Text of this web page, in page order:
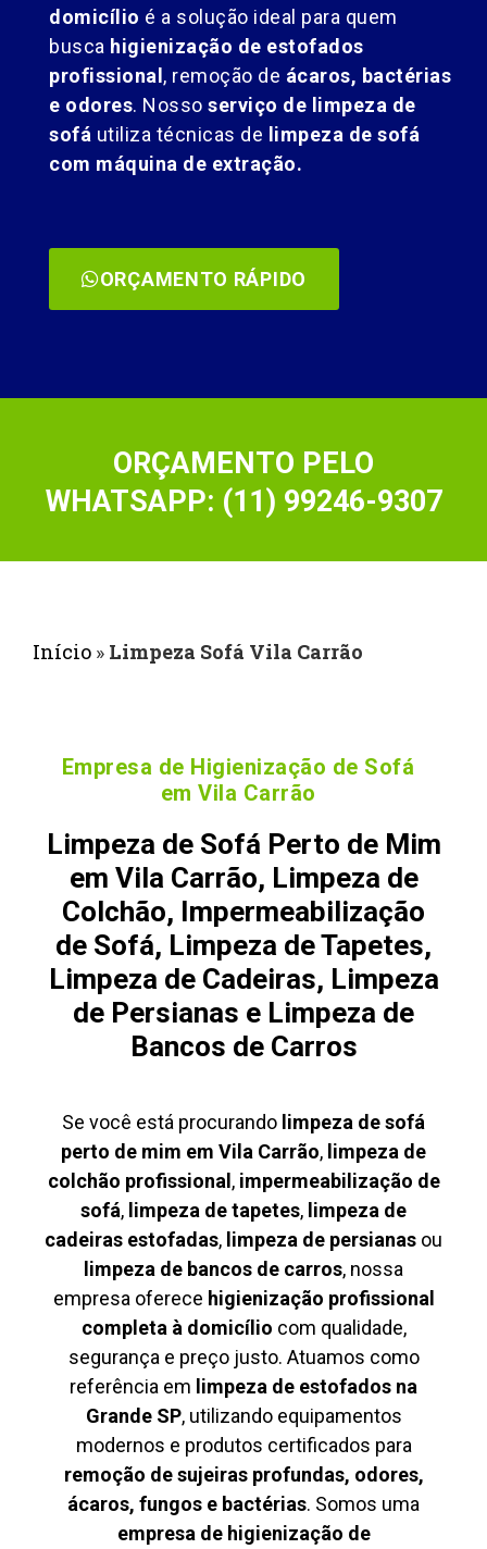
domicílio é a solução ideal para quem
busca higienização de estofados
profissional, remoção de ácaros, bactérias
e odores. Nosso serviço de limpeza de
sofá utiliza técnicas de limpeza de sofá
com máquina de extração.
ORÇAMENTO RÁPIDO
ORÇAMENTO PELO
WHATSAPP: (11) 99246-9307
Início » Limpeza Sofá Vila Carrão
Empresa de Higienização de Sofá
em Vila Carrão
Limpeza de Sofá Perto de Mim
em Vila Carrão, Limpeza de
Colchão, Impermeabilização
de Sofá, Limpeza de Tapetes,
Limpeza de Cadeiras, Limpeza
de Persianas e Limpeza de
Bancos de Carros
Se você está procurando limpeza de sofá
perto de mim em Vila Carrão, limpeza de
colchão profissional , impermeabilização de
sofá, limpeza de tapetes, limpeza de
cadeiras estofadas, limpeza de persianas ou
limpeza de bancos de carros, nossa
empresa oferece higienização profissional
completa à domicílio com qualidade,
segurança e preço justo. Atuamos como
referência em limpeza de estofados na
Grande SP, utilizando equipamentos
modernos e produtos certificados para
remoção de sujeiras profundas, odores,
ácaros, fungos e bactérias. Somos uma
empresa de higienização de